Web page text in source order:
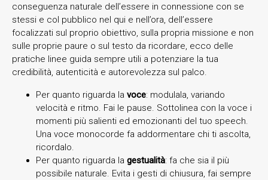
conseguenza naturale dell’essere in connessione con se
stessi e col pubblico nel qui e nell’ora, dell’essere
focalizzati sul proprio obiettivo, sulla propria missione e non
sulle proprie paure o sul testo da ricordare, ecco delle
pratiche linee guida sempre utili a potenziare la tua
credibilità, autenticità e autorevolezza sul palco.
Per quanto riguarda la voce: modulala, variando
velocità e ritmo. Fai le pause. Sottolinea con la voce i
momenti più salienti ed emozionanti del tuo speech.
Una voce monocorde fa addormentare chi ti ascolta,
ricordalo.
Per quanto riguarda la gestualità: fa che sia il più
possibile naturale. Evita i gesti di chiusura, fai sempre